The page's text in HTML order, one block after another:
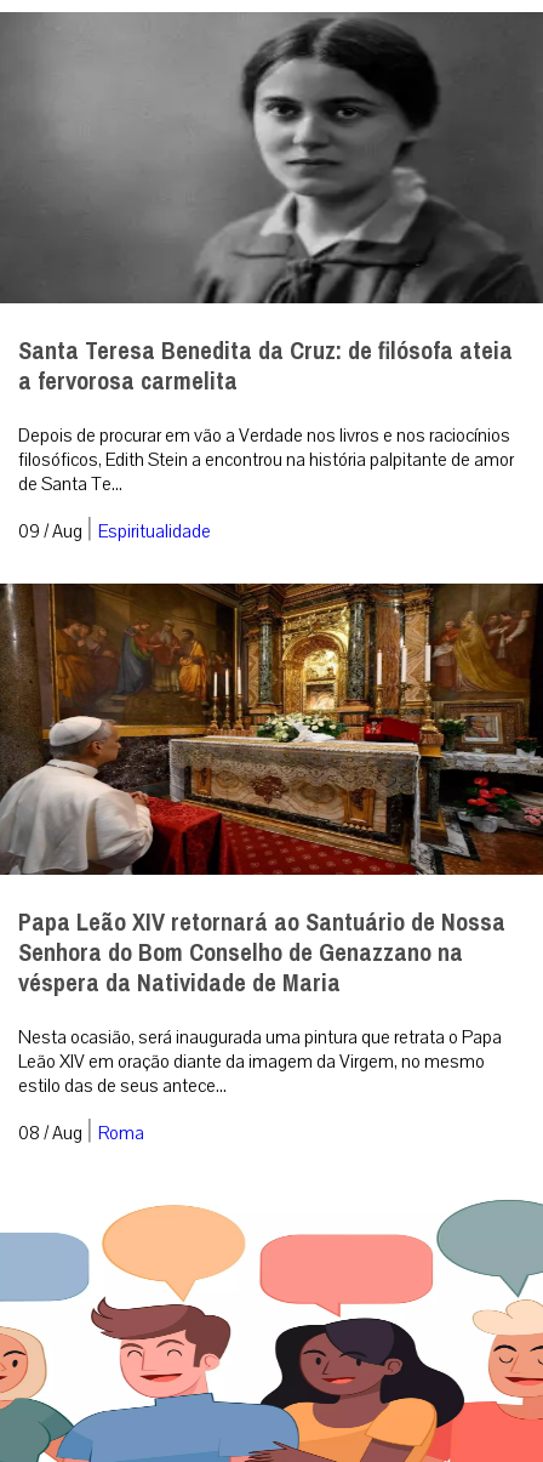
Santa Teresa Benedita da Cruz: de filósofa ateia
a fervorosa carmelita
Depois de procurar em vão a Verdade nos livros e nos raciocínios
filosóficos, Edith Stein a encontrou na história palpitante de amor
de Santa Te...
09 / Aug | Espiritualidade
Papa Leão XIV retornará ao Santuário de Nossa
Senhora do Bom Conselho de Genazzano na
véspera da Natividade de Maria
Nesta ocasião, será inaugurada uma pintura que retrata o Papa
Leão XIV em oração diante da imagem da Virgem, no mesmo
estilo das de seus antece...
08 / Aug | Roma